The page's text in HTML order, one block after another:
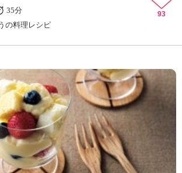
35分
の料理レシピ
93